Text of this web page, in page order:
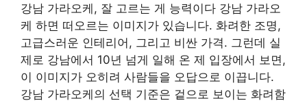
강남 가라오케, 잘 고르는 게 능력이다 강남 가라오
케 하면 떠오르는 이미지가 있습니다. 화려한 조명,
고급스러운 인테리어, 그리고 비싼 가격. 그런데 실
제로 강남에서 10년 넘게 일해 온 제 입장에서 보면,
이 이미지가 오히려 사람들을 오답으로 이끕니다.
강남 가라오케의 선택 기준은 겉으로 보이는 화려함